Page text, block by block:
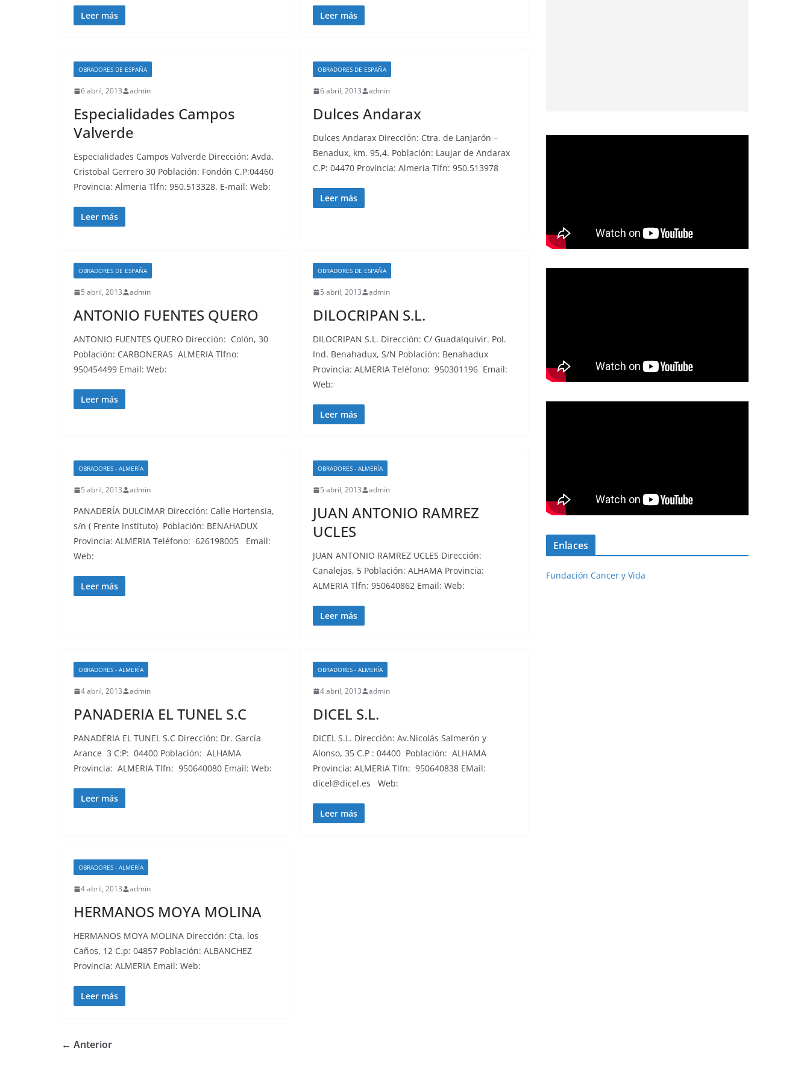
Leer más Leer más
OBRADORES DE ESPAÑA
6 abril, 2013 admin
Especialidades Campos
Valverde
Especialidades Campos Valverde Dirección: Avda.
Cristobal Gerrero 30 Población: Fondón C.P:04460
Provincia: Almeria Tlfn: 950.513328. E-mail: Web:
Leer más
OBRADORES DE ESPAÑA
6 abril, 2013 admin
Dulces Andarax
Dulces Andarax Dirección: Ctra. de Lanjarón –
Benadux, km. 95,4. Población: Laujar de Andarax
C.P: 04470 Provincia: Almeria Tlfn: 950.513978
Leer más
OBRADORES DE ESPAÑA
5 abril, 2013 admin
ANTONIO FUENTES QUERO
ANTONIO FUENTES QUERO Dirección: Colón, 30
Población: CARBONERAS ALMERIA Tlfno:
950454499 Email: Web:
Leer más
OBRADORES DE ESPAÑA
5 abril, 2013 admin
DILOCRIPAN S.L.
DILOCRIPAN S.L. Dirección: C/ Guadalquivir. Pol.
Ind. Benahadux, S/N Población: Benahadux
Provincia: ALMERIA Teléfono: 950301196 Email:
Web:
Leer más
OBRADORES - ALMERÍA
5 abril, 2013 admin
PANADERÍA DULCIMAR Dirección: Calle Hortensia,
s/n ( Frente Instituto) Población: BENAHADUX
Provincia: ALMERIA Teléfono: 626198005 Email:
Web:
Leer más
OBRADORES - ALMERÍA
5 abril, 2013 admin
JUAN ANTONIO RAMREZ
UCLES
JUAN ANTONIO RAMREZ UCLES Dirección:
Canalejas, 5 Población: ALHAMA Provincia:
ALMERIA Tlfn: 950640862 Email: Web:
Leer más
OBRADORES - ALMERÍA
4 abril, 2013 admin
PANADERIA EL TUNEL S.C
PANADERIA EL TUNEL S.C Dirección: Dr. García
Arance 3 C:P: 04400 Población: ALHAMA
Provincia: ALMERIA Tlfn: 950640080 Email: Web:
Leer más
OBRADORES - ALMERÍA
4 abril, 2013 admin
DICEL S.L.
DICEL S.L. Dirección: Av.Nicolás Salmerón y
Alonso, 35 C.P : 04400 Población: ALHAMA
Provincia: ALMERIA Tlfn: 950640838 EMail:
dicel@dicel.es Web:
Leer más
OBRADORES - ALMERÍA
4 abril, 2013 admin
HERMANOS MOYA MOLINA
HERMANOS MOYA MOLINA Dirección: Cta. los
Caños, 12 C.p: 04857 Población: ALBANCHEZ
Provincia: ALMERIA Email: Web:
Leer más
← Anterior
Enlaces
Fundación Cancer y Vida